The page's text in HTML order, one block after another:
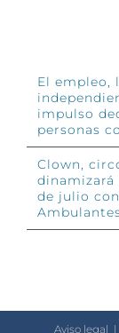
El empleo,
impulso
personas
Clown,
dinamizará
de julio
Aviso legal |